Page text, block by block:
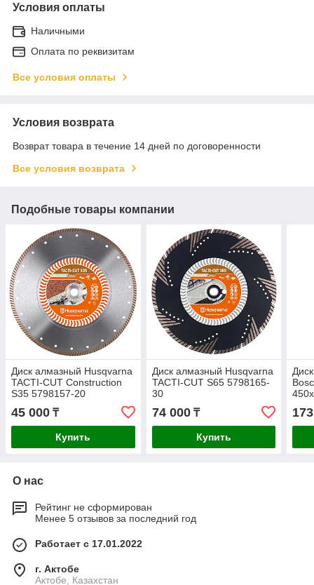
Условия оплаты
Наличными
Оплата по реквизитам
Все условия оплаты
Условия возврата
Возврат товара в течение 14 дней по договоренности
Все условия возврата
Подобные товары компании
Диск алмазный Husqvarna
TACTI-CUT Construction
S35 5798157-20
45 000 ₸
Купить
Диск алмазный Husqvarna
TACTI-CUT S65 5798165-
30
74 000₸
Купить
О нас
Рейтинг не сформирован
Менее 5 отзывов за последний год
Работает с 17.01.2022
г. Актобе
Актобе, Казахстан